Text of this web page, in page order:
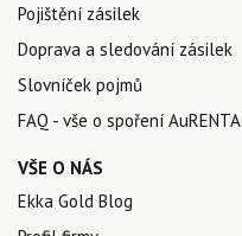
Pojištění zásilek
Doprava a sledování zásilek
Slovníček pojmů
FAQ - vše o spoření AuRENTA
VŠE O NÁS
Ekka Gold Blog